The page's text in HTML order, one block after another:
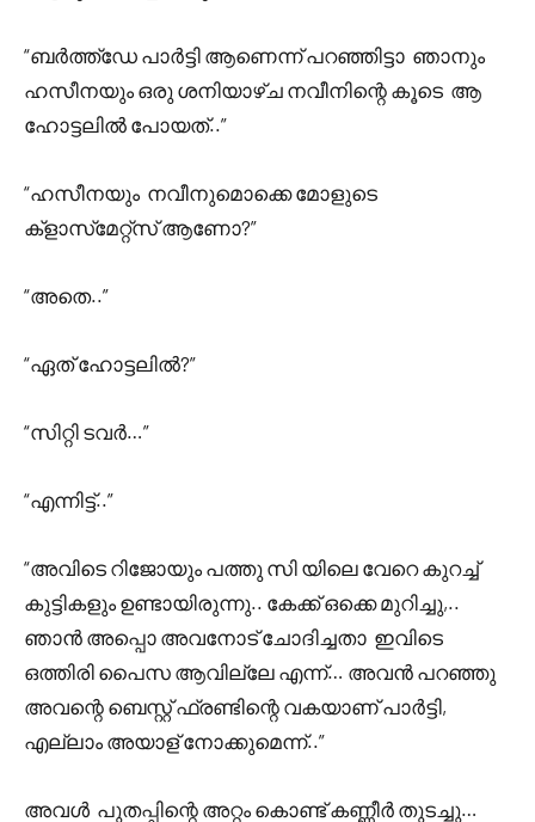
“ബർത്ത്ഡേ പാർട്ടി ആണെന്ന് പറഞ്ഞിട്ടാ ഞാനും
ഹസീനയും ഒരു ശനിയാഴ്ച നവീനിന്റെ കൂടെ ആ
ഹോട്ടലിൽ പോയത്..”
“ഹസീനയും നവീനുമൊക്കെ മോളുടെ
ക്‌ളാസ്‌മേറ്റ്സ് ആണോ?”
“അതെ..”
“ഏത് ഹോട്ടലിൽ?”
“സിറ്റി ടവർ…”
“എന്നിട്ട്..”
“അവിടെ റിജോയും പത്തു സി യിലെ വേറെ കുറച്ച്
കുട്ടികളും ഉണ്ടായിരുന്നു.. കേക്ക് ഒക്കെ മുറിച്ചു,..
ഞാൻ അപ്പൊ അവനോട് ചോദിച്ചതാ ഇവിടെ
ഒത്തിരി പൈസ ആവില്ലേ എന്ന്… അവൻ പറഞ്ഞു
അവന്റെ ബെസ്റ്റ് ഫ്രണ്ടിന്റെ വകയാണ് പാർട്ടി,
എല്ലാം അയാള് നോക്കുമെന്ന്..”
അവൾ പുതപ്പിന്റെ അറ്റം കൊണ്ട് കണ്ണീർ തുടച്ചു…